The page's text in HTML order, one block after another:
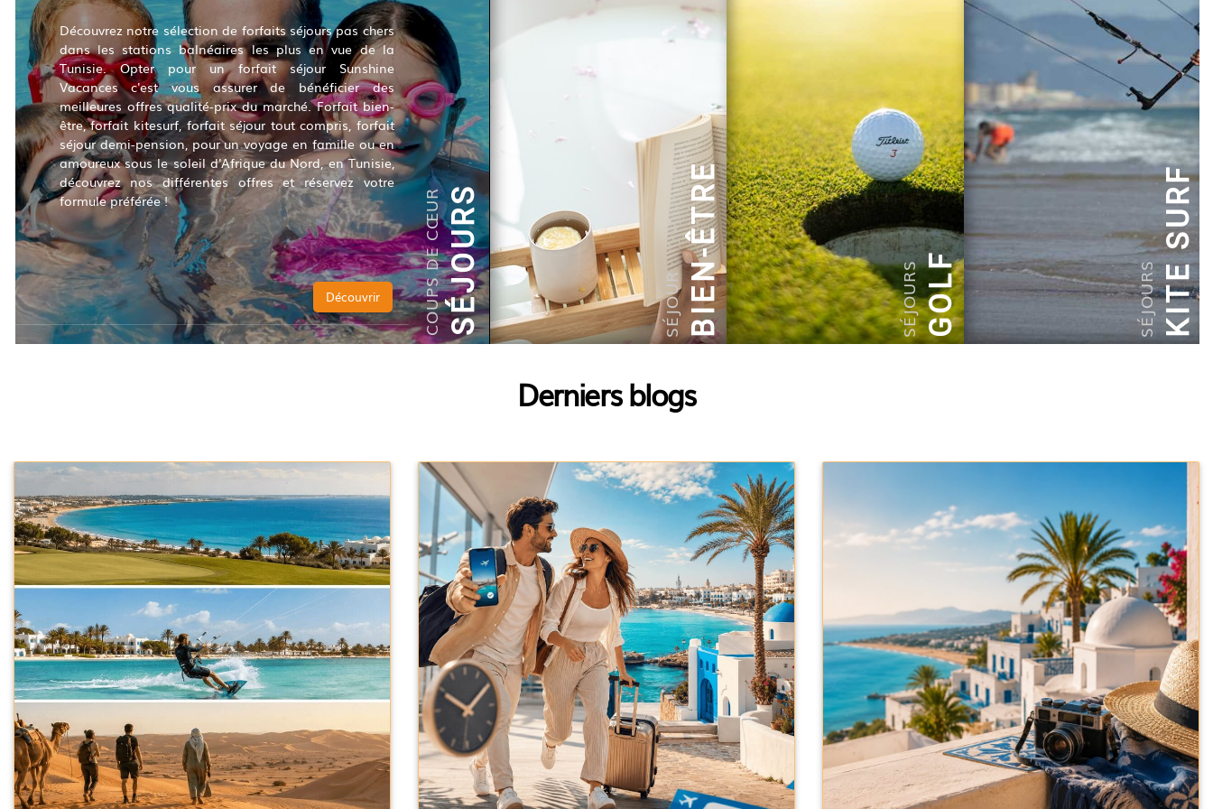
Découvrez notre sélection de forfaits séjours pas chers
dans les stations balnéaires les plus en vue de la
Tunisie. Opter pour un forfait séjour Sunshine
Vacances c'est vous assurer de bénéficier des
meilleures offres qualité-prix du marché. Forfait bien-
être, forfait kitesurf, forfait séjour tout compris, forfait
séjour demi-pension, pour un voyage en famille ou en
amoureux sous le soleil d'Afrique du Nord, en Tunisie,
découvrez nos différentes offres et réservez votre
formule préférée !
SÉJOURS
COUPS DE CŒUR
Découvrir BIEN-ÊTRE
SÉJOUR GOLF
SÉJOURS KITE SURF
SÉJOURS
Derniers blogs